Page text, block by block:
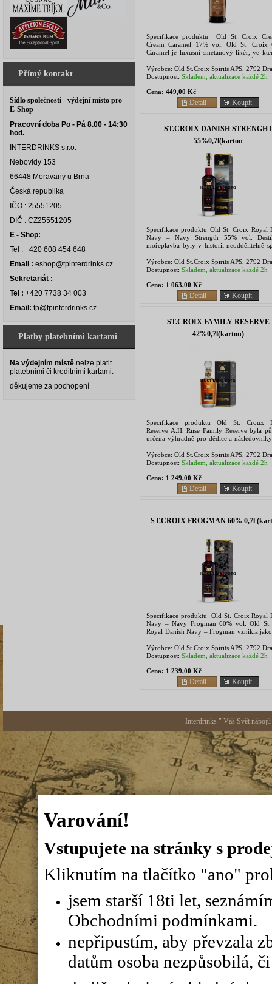
Přímý kontakt
Sídlo společnosti - výdejní místo pro
E-Shop
Pracovní doba Po - Pá 8.00 - 14:30
hod.
INTERDRINKS s.r.o.
Nebovidy 153
66448 Moravany u Brna
Česká republika
IČO : 25551205
DIČ : CZ25551205
E - Shop:
Tel : +420 608 454 648
Email : eshop@tpinterdrinks.cz
Sekretariát :
Tel : +420 7738 34 003
Email: tp@tpinterdrinks.cz
Platby platebními kartami
Na výdejním místě nelze platit
platebními či kreditními kartami.
děkujeme za pochopení
Specifikace produktu Old St. Croix
Cream Caramel 17% vol. Old St. Croix
Caramel je luxusní smetanový likér, ve
snoubí hedvábný karamel, mořská sůl a
rum ze...
Výrobce: Old St.Croix Spirits APS, 2792
Denmark
Dostupnost: Skladem, aktualizace každé 2h
Cena: 449,00 Kč
Koupit
Detail
ST.CROIX DANISH STRENGHT
55%0,7l(karton
Specifikace produktu Old St. Croix Royal
Navy – Navy Strength 55% vol.
mořeplavba byly v historii neoddělitelně
proto...
Výrobce: Old St.Croix Spirits APS, 2792
Denmark
Dostupnost: Skladem, aktualizace každé 2h
Cena: 1 063,00 Kč
Koupit
Detail
ST.CROIX FAMILY RESERVE
42%0,7l(karton)
Specifikace produktu Old St. Croux
Reserve A.H. Riise Family Reserve byla
určena výhradně pro dědice a
let při setkání...
Výrobce: Old St.Croix Spirits APS, 2792
Denmark
Dostupnost: Skladem, aktualizace každé 2h
Cena: 1 249,00 Kč
Koupit
Detail
ST.CROIX FROGMAN 60% 0,7l
Specifikace produktu Old St. Croix Royal
Navy – Navy Frogman 60% vol. Old
Royal Danish Navy – Frogman vznikla
Sboru žabích mužů – elitní jednotce, jejíž
Výrobce: Old St.Croix Spirits APS, 2792
Denmark
Dostupnost: Skladem, aktualizace každé 2h
Cena: 1 239,00 Kč
Koupit
Detail
Interdrinks " Váš Svět
Varování!
Vstupujete na stránky s
Kliknutím na tlačítko "ano"
jsem starší 18ti let,
Obchodními podmínkami.
nepřipustím, aby převzala
datům osoba nezpůsobilá,